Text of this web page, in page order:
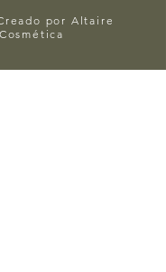
por Altaire
Cosmética